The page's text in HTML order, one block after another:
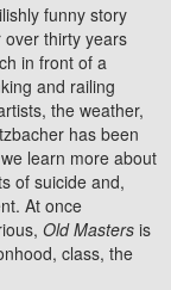
funny story
thirty years
in front of a
and railing
the weather,
has been
learn more about
of suicide and,
At once
Old Masters is
class, the